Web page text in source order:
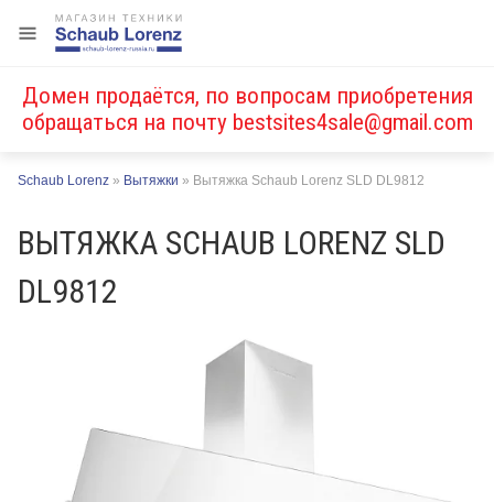
Домен продаётся, по вопросам приобретения
обращаться на почту bestsites4sale@gmail.com
Schaub Lorenz » Вытяжки » Вытяжка Schaub Lorenz SLD DL9812
ВЫТЯЖКА SCHAUB LORENZ SLD
DL9812